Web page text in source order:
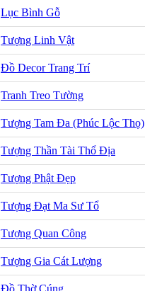
Lục Bình Gỗ
Tượng Linh Vật
Đồ Decor Trang Trí
Tranh Treo Tường
Tượng Tam Đa (Phúc Lộc Thọ)
Tượng Thần Tài Thổ Địa
Tượng Phật Đẹp
Tượng Đạt Ma Sư Tổ
Tượng Quan Công
Tượng Gia Cát Lượng
Đồ Thờ Cúng